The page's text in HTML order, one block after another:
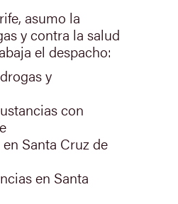
asumo la
y contra la salud
el despacho:
y
con
Santa Cruz de
en Santa